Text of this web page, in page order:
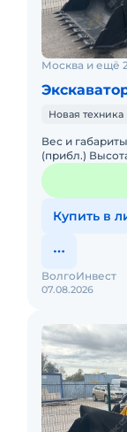
Москва и ещё
Новая техника
Вес и габариты: Эксплуатационная масса: 8000
(прибл.)
Ковш
копания:
Купить в
07.08.2026
ВолгоИнвест